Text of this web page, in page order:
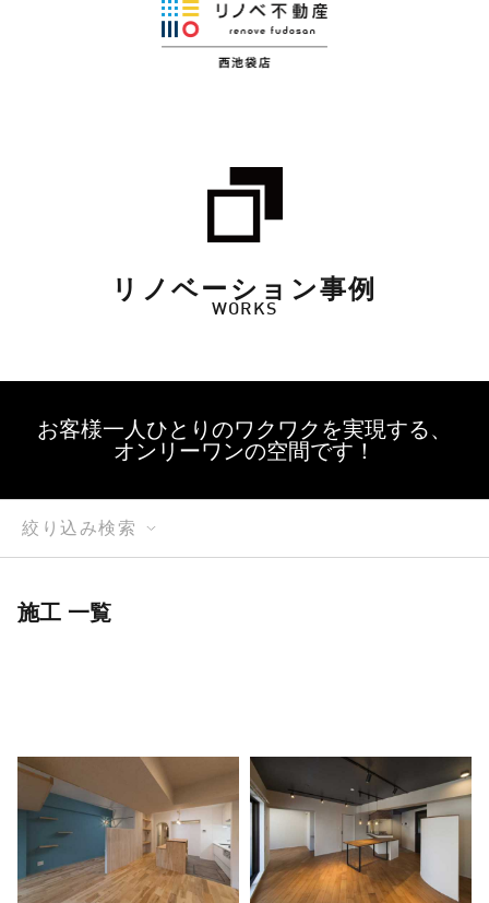
リノベーション事例
WORKS
お客様一人ひとりのワクワクを実現する、
オンリーワンの空間です！
絞り込み検索
施工 一覧